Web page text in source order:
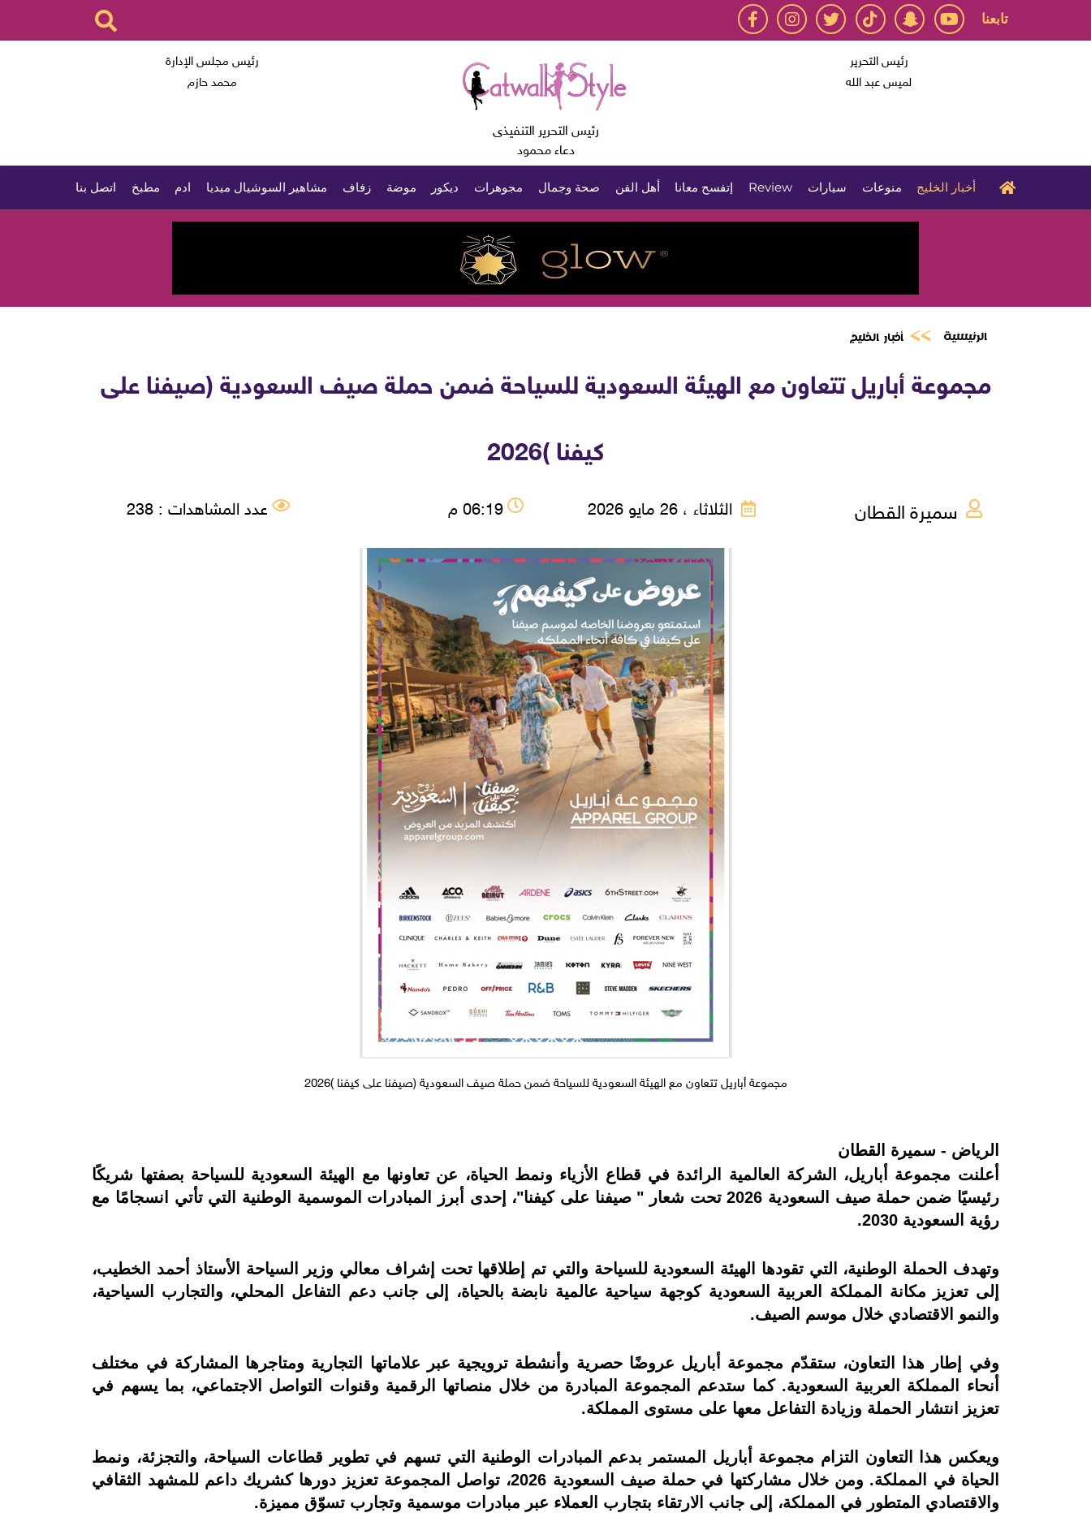
تابعنا
رئيس التحرير
لميس عبد الله
رئيس التحرير التنفيذى
دعاء محمود
رئيس مجلس الإدارة
محمد حازم
أخبار الخليج منوعات سيارات Review إتفسح معانا أهل الفن صحة وجمال مجوهرات ديكور موضة زفاف مشاهير السوشيال ميديا ادم مطبخ اتصل بنا
الرئيسية أخبار الخليج
مجموعة أباريل تتعاون مع الهيئة السعودية للسياحة ضمن حملة صيف السعودية (صيفنا على
كيفنا )2026
سميرة القطان الثلاثاء ، 26 مايو 2026 06:19 م عدد المشاهدات : 238
مجموعة أباريل تتعاون مع الهيئة السعودية للسياحة ضمن حملة صيف السعودية (صيفنا على كيفنا )2026
الرياض - سميرة القطان
أعلنت مجموعة أباريل، الشركة العالمية الرائدة في قطاع الأزياء ونمط الحياة، عن تعاونها مع الهيئة السعودية للسياحة بصفتها شريكًا
رئيسيًا ضمن حملة صيف السعودية 2026 تحت شعار " صيفنا على كيفنا"، إحدى أبرز المبادرات الموسمية الوطنية التي تأتي انسجامًا مع
رؤية السعودية 2030.
وتهدف الحملة الوطنية، التي تقودها الهيئة السعودية للسياحة والتي تم إطلاقها تحت إشراف معالي وزير السياحة الأستاذ أحمد الخطيب،
إلى تعزيز مكانة المملكة العربية السعودية كوجهة سياحية عالمية نابضة بالحياة، إلى جانب دعم التفاعل المحلي، والتجارب السياحية،
والنمو الاقتصادي خلال موسم الصيف.
وفي إطار هذا التعاون، ستقدّم مجموعة أباريل عروضًا حصرية وأنشطة ترويجية عبر علاماتها التجارية ومتاجرها المشاركة في مختلف
أنحاء المملكة العربية السعودية. كما ستدعم المجموعة المبادرة من خلال منصاتها الرقمية وقنوات التواصل الاجتماعي، بما يسهم في
تعزيز انتشار الحملة وزيادة التفاعل معها على مستوى المملكة.
ويعكس هذا التعاون التزام مجموعة أباريل المستمر بدعم المبادرات الوطنية التي تسهم في تطوير قطاعات السياحة، والتجزئة، ونمط
الحياة في المملكة. ومن خلال مشاركتها في حملة صيف السعودية 2026، تواصل المجموعة تعزيز دورها كشريك داعم للمشهد الثقافي
والاقتصادي المتطور في المملكة، إلى جانب الارتقاء بتجارب العملاء عبر مبادرات موسمية وتجارب تسوّق مميزة.